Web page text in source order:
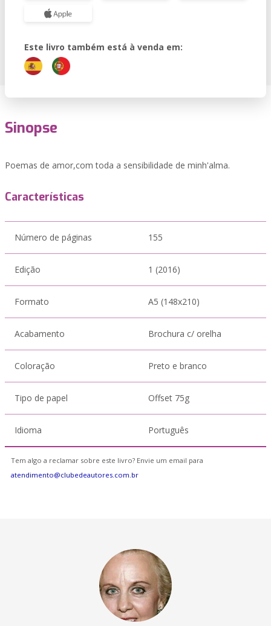
Este livro também está à venda em:
Sinopse
Poemas de amor,com toda a sensibilidade de minh'alma.
Características
Número de páginas 155
Edição 1 (2016)
Formato A5 (148x210)
Acabamento Brochura c/ orelha
Coloração Preto e branco
Tipo de papel Offset 75g
Idioma Português
Tem algo a reclamar sobre este livro? Envie um email para
atendimento@clubedeautores.com.br